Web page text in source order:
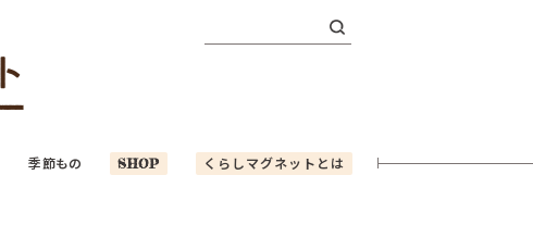
季節もの SHOP くらしマグネットとは